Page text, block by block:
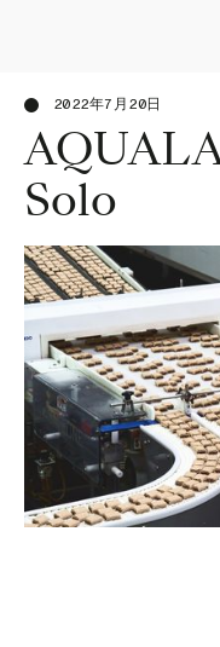
2022年7月20日
Solo